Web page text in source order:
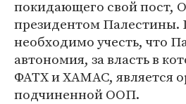
покидающего свой пост,
президентом Палестины.
необходимо учесть, что
автономия, за власть в
ФАТХ и ХАМАС, является
подчиненной ООП.